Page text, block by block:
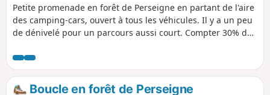
Petite promenade en forêt de Perseigne en partant de l'aire
des camping-cars, ouvert à tous les véhicules. Il y a un peu
de dénivelé pour un parcours aussi court. Compter 30% de
printemps, on peut traverser un champ de digitales, en
automne on se régale des gouttes de rosée figées sur les
branches par la gelée du matin, et en toutes saisons des
Boucle en forêt de Perseigne